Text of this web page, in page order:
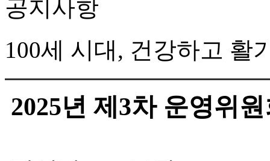
공지사항
100세 시대, 건강하고 활
2025년 제3차 운영위